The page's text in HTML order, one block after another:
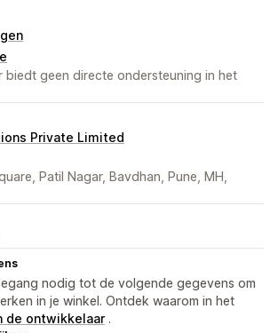
biedt geen directe ondersteuning in het
Private Limited
Patil Nagar, Bavdhan, Pune, MH,
nodig tot de volgende gegevens om
in je winkel. Ontdek waarom in het
de ontwikkelaar .